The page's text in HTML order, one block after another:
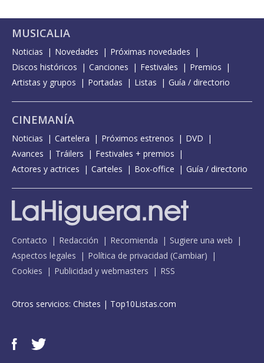
MUSICALIA
Noticias Novedades
Próximas novedades
Discos históricos
Canciones Festivales
Premios
Artistas y grupos
Portadas Listas Guía / directorio
CINEMANÍA
Noticias Cartelera Próximos estrenos
DVD
Avances
Tráilers
Festivales + premios
Actores y actrices
Carteles Box-office Guía / directorio
Contacto Redacción Recomienda
Sugiere una web
Aspectos legales
Política de privacidad (Cambiar)
Cookies
Publicidad y webmasters RSS
Otros servicios: Chistes | Top10Listas.com